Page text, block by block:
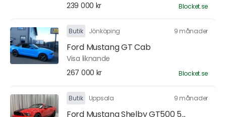
239 000 kr
Blocket.se
Butik Jönköping 9 månader
Ford Mustang GT Cab
Visa liknande
267 000 kr
Blocket.se
Butik Uppsala 9 månader
Ford Mustang Shelby GT500 5...